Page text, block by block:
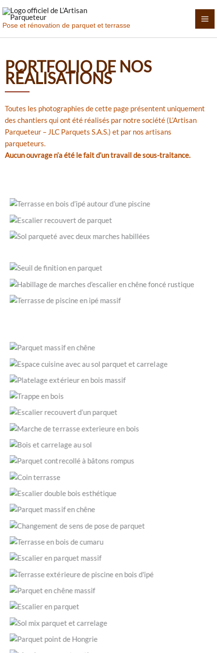
au
contenu
Pose et rénovation de parquet et terrasse
PORTFOLIO DE NOS
RÉALISATIONS
Toutes les photographies de cette page présentent uniquement
des chantiers qui ont été réalisés par notre société (L’Artisan
Parqueteur – JLC Parquets S.A.S.) et par nos artisans
parqueteurs.
Aucun ouvrage n’a été le fait d’un travail de sous-traitance.
Terrasse en bois d’ipé autour d’une piscine à débordement.
(Saint-Raphaël 83530 / © JLC Parquets)
Escalier recouvert de parquet et sol en Point de Hongrie
traditionnel.(Fréjus 83600 / © JLC Parquets)
Carré parqueté avec marche habillée. (Draguignan 83300 /
Parquets)
Seuil de finition réalisé sur mesure, faisant la jonction entre
les carreaux de ciment et le parquet. (Draguignan 83300 /
© JLC Parquets)
Habillage du plat de marche et du nez de marche en chêne
foncé rustique. (Marseille 13 / © JLC Parquets)
Terrasse de piscine en ipé massif. (Lorgues 83510 / © JLC
Parquets)
Parquet massif en chêne, pose collée à plein, motif : point de
Hongrie. (Nice 06 / © JLC Parquets)
Un espace cuisine délimité par un jeu au sol entre parquet
et carrelage en terre cuite. (Brignoles 83170 / © JLC
Plateau d’extension extérieure en bois massif. (Brignoles
Trappe sur mesure avec encadrement en chêne naturel.
(Genève Suisse / © JLC Parquets)
Vue de dessus d’un escalier recouvert d’un parquet
contrecollé. (Sainte-Maxime 83120 / © JLC Parquets)
Habillage d’un escalier de terrasse exterieure en bois d’ipé.
(Salernes 83690 / © JLC Parquets)
Alliance originale du bois et du carrelage pour délimiter un
espace cuisine. (Grasse 06 / © JLC Parquets)
Parquet contrecollé posé à bâtons rompus. (Nice 06 / © JLC
Petit coin terrasse avec banc en bois intégré. (Barjols
83670 / © JLC Parquets)
Habillage recto-verso d’un escalier en parquet. (Aups
83630 / © JLC Parquets)
Parquet massif en chêne avec une ligne droite de 19 mètres,
pose collée à plein, motif : point de Hongrie. (Paris 75 / ©
Changement de sens de pose et gestion des arrondis.
(Draguignan 83300 / © JLC Parquets)
Terrasse imputrescible en bois de cumaru. (Flayosc 83780 /
© JLC Parquets)
Escalier tournant en parquet massif.(Saint-Raphaël 83530 /
© JLC Parquets)
Terrasse extérieure en bois d’ipé, avec encadrement de la
piscine et spots lumière encastrés. (Salernes 83690 / © JLC
Pose à bâtons rompus, parquet en chêne massif vernis.
(Nice / © JLC Parquets)
Escalier en béton habillé avec les lames mêmes du parquet,
pour un résultat uni et continu. (Draguignan 83300 / © JLC
Parquets)
Gros plan sur un sol partagé entre parquet et carrelage
(avec quelques carreaux imitation bois). (Fréjus 83600 / ©
JLC Parquets)
Motif de la pose : point de Hongrie. (Brignoles 83170 / ©